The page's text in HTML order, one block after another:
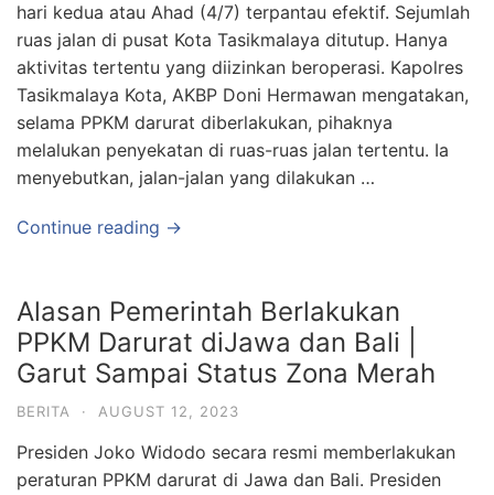
hari kedua atau Ahad (4/7) terpantau efektif. Sejumlah
ruas jalan di pusat Kota Tasikmalaya ditutup. Hanya
aktivitas tertentu yang diizinkan beroperasi. Kapolres
Tasikmalaya Kota, AKBP Doni Hermawan mengatakan,
selama PPKM darurat diberlakukan, pihaknya
melalukan penyekatan di ruas-ruas jalan tertentu. Ia
menyebutkan, jalan-jalan yang dilakukan …
Continue reading →
Alasan Pemerintah Berlakukan
PPKM Darurat diJawa dan Bali |
Garut Sampai Status Zona Merah
BERITA · AUGUST 12, 2023
Presiden Joko Widodo secara resmi memberlakukan
peraturan PPKM darurat di Jawa dan Bali. Presiden